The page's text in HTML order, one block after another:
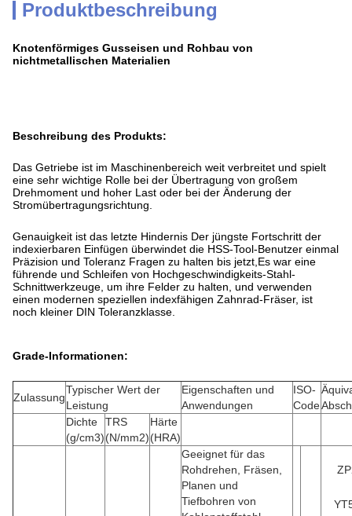
Produktbeschreibung
Knotenförmiges Gusseisen und Rohbau von
nichtmetallischen Materialien
Beschreibung des Produkts:
Das Getriebe ist im Maschinenbereich weit verbreitet und spielt
eine sehr wichtige Rolle bei der Übertragung von großem
Drehmoment und hoher Last oder bei der Änderung der
Stromübertragungsrichtung.
Genauigkeit ist das letzte Hindernis Der jüngste Fortschritt der
indexierbaren Einfügen überwindet die HSS-Tool-Benutzer einmal
Präzision und Toleranz Fragen zu halten bis jetzt,Es war eine
führende und Schleifen von Hochgeschwindigkeits-Stahl-
Schnittwerkzeuge, um ihre Felder zu halten, und verwenden
einen modernen speziellen indexfähigen Zahnrad-Fräser, ist
noch kleiner DIN Toleranzklasse.
Grade-Informationen:
Zulassung
Typischer Wert der
Leistung
Eigenschaften und
Anwendungen
ISO-
Code
Dichte
(g/cm3)
TRS
(N/mm2)
Härte
(HRA)
Geeignet für das
Rohdrehen, Fräsen,
Planen und
Tiefbohren von